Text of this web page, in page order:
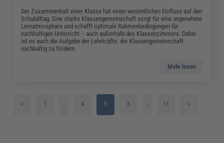
Der Zusammenhalt einer Klasse hat einen wesentlichen Einfluss auf den
Schulalltag. Eine starke Klassengemeinschaft sorgt für eine angenehme
Lernatmosphäre und schafft optimale Rahmenbedingungen für
nachhaltigen Unterricht – auch außerhalb des Klassenzimmers. Dabei
ist es auch die Aufgabe der Lehrkräfte, die Klassengemeinschaft
nachhaltig zu fördern.
Mehr lesen
< 1 … 4 5 6 … 11 >